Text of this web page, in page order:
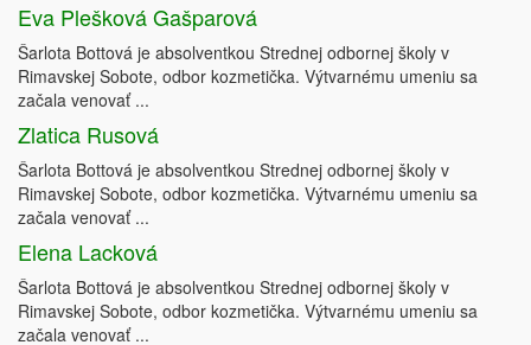
Eva Plešková Gašparová
Šarlota Bottová je absolventkou Strednej odbornej školy v
Rimavskej Sobote, odbor kozmetička. Výtvarnému umeniu sa
začala venovať ...
Zlatica Rusová
Šarlota Bottová je absolventkou Strednej odbornej školy v
Rimavskej Sobote, odbor kozmetička. Výtvarnému umeniu sa
začala venovať ...
Elena Lacková
Šarlota Bottová je absolventkou Strednej odbornej školy v
Rimavskej Sobote, odbor kozmetička. Výtvarnému umeniu sa
začala venovať ...